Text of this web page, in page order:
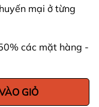
mại ở từng
các mặt hàng -
GIỎ